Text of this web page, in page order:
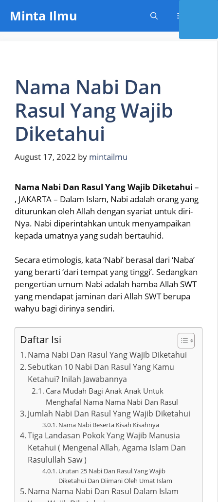
content
Minta Ilmu
Nama Nabi Dan
Rasul Yang Wajib
Diketahui
August 17, 2022 by mintailmu
Nama Nabi Dan Rasul Yang Wajib Diketahui –
, JAKARTA – Dalam Islam, Nabi adalah orang yang
diturunkan oleh Allah dengan syariat untuk diri-
Nya. Nabi diperintahkan untuk menyampaikan
kepada umatnya yang sudah bertauhid.
Secara etimologis, kata ‘Nabi’ berasal dari ‘Naba’
yang berarti ‘dari tempat yang tinggi’. Sedangkan
pengertian umum Nabi adalah hamba Allah SWT
yang mendapat jaminan dari Allah SWT berupa
wahyu bagi dirinya sendiri.
Daftar Isi
Nama Nabi Dan Rasul Yang Wajib Diketahui
Sebutkan 10 Nabi Dan Rasul Yang Kamu
Ketahui? Inilah Jawabannya
Cara Mudah Bagi Anak Anak Untuk
Menghafal Nama Nama Nabi Dan Rasul
Jumlah Nabi Dan Rasul Yang Wajib Diketahui
Nama Nabi Beserta Kisah Kisahnya
Tiga Landasan Pokok Yang Wajib Manusia
Ketahui ( Mengenal Allah, Agama Islam Dan
Rasulullah Saw )
Urutan 25 Nabi Dan Rasul Yang Wajib
Diketahui Dan Diimani Oleh Umat Islam
Nama Nama Nabi Dan Rasul Dalam Islam